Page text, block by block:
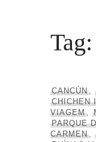
Tag:
CANCÚN,
CHICHEN
VIAGEM,
PARQUE
CARMEN,